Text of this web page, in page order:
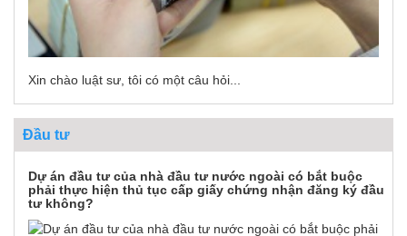
Xin chào luật sư, tôi có một câu hỏi...
Đầu tư
Dự án đầu tư của nhà đầu tư nước ngoài có bắt buộc
phải thực hiện thủ tục cấp giấy chứng nhận đăng ký đầu
tư không?